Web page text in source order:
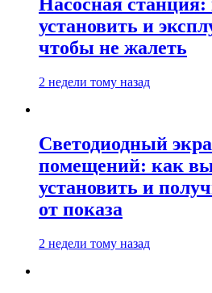
установить и
чтобы не жалеть
2 недели тому назад
Светодиодный
помещений: как
установить и
от показа
2 недели тому назад